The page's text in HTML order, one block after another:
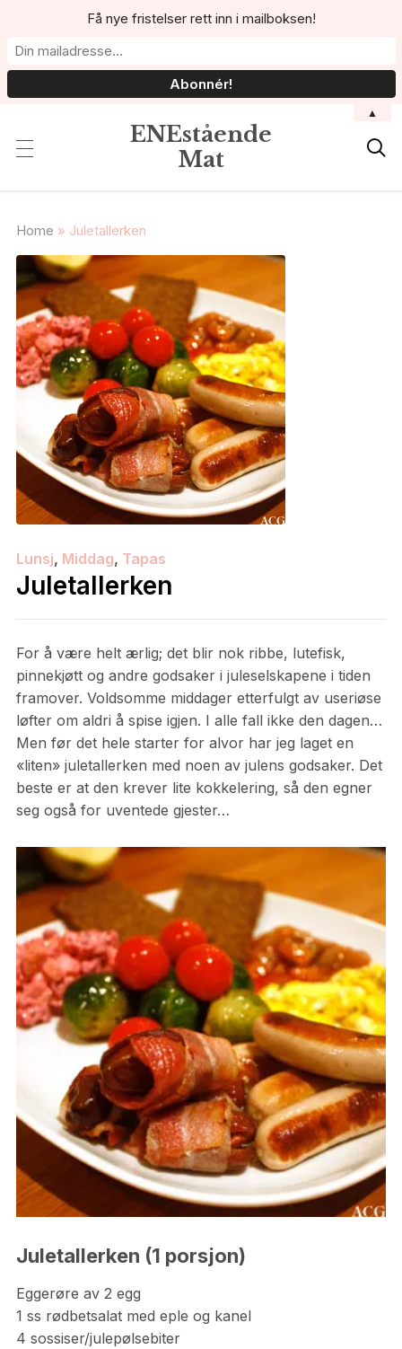
ENEstående
Mat

Home » Juletallerken
Lunsj, Middag, Tapas
Juletallerken
For å være helt ærlig; det blir nok ribbe, lutefisk,
pinnekjøtt og andre godsaker i juleselskapene i tiden
framover. Voldsomme middager etterfulgt av useriøse
løfter om aldri å spise igjen. I alle fall ikke den dagen…
Men før det hele starter for alvor har jeg laget en
«liten» juletallerken med noen av julens godsaker. Det
beste er at den krever lite kokkelering, så den egner
seg også for uventede gjester…
Juletallerken (1 porsjon)
Eggerøre av 2 egg
1 ss rødbetsalat med eple og kanel
4 sossiser/julepølsebiter
Få nye fristelser rett inn i mailboksen!
▲